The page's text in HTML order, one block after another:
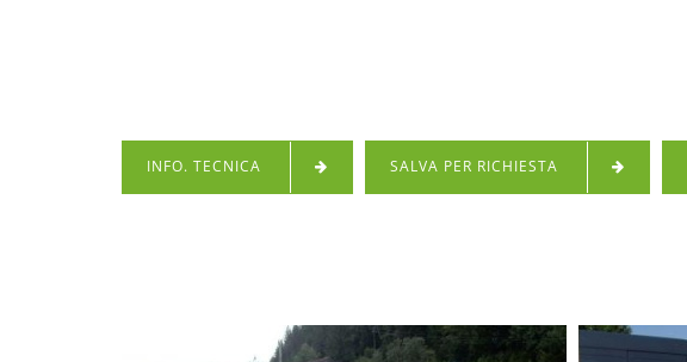
INFO. TECNICA SALVA PER RICHIESTA